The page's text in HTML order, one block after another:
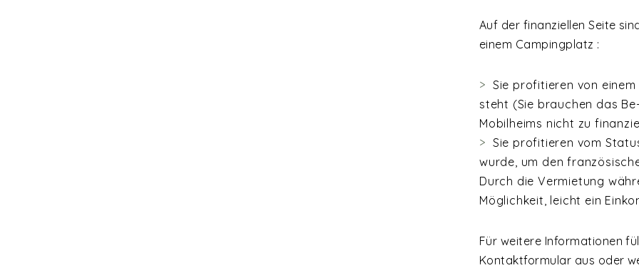
Auf der finanziellen Seite
einem Campingplatz :
Sie profitieren von
steht (Sie brauchen das
Mobilheims nicht zu
Sie profitieren vom
wurde, um den
Durch die Vermietung
Möglichkeit, leicht ein
Für weitere Informationen
Kontaktformular aus oder